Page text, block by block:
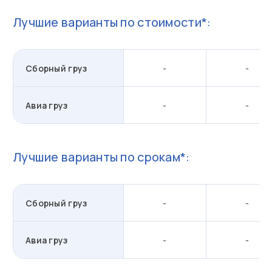
Лучшие варианты по стоимости*:
Сборный груз - -
Авиа груз - -
Лучшие варианты по срокам*:
Сборный груз - -
Авиа груз - -